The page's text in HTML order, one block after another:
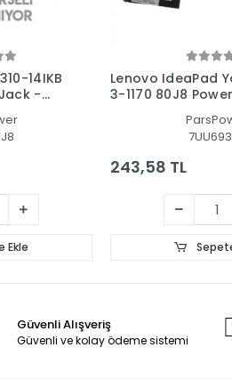
14IKB
-
Ekle
Lenovo IdeaPad
3-1170 80J8
243,58 TL
Güvenli Alışveriş
Güvenli ve kolay ödeme sistemi